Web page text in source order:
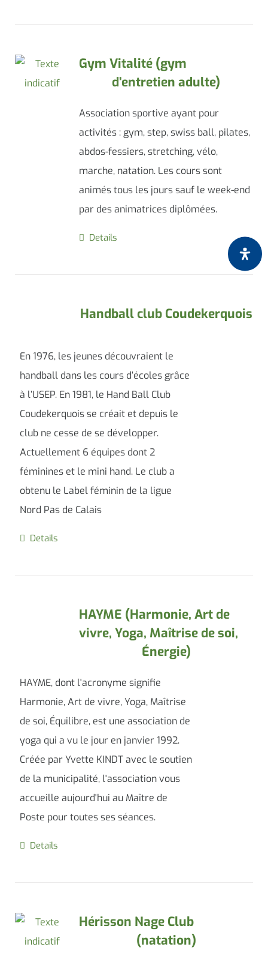
Gym Vitalité (gym
d’entretien adulte)
Association sportive ayant pour
activités : gym, step, swiss ball, pilates,
abdos-fessiers, stretching, vélo,
marche, natation. Les cours sont
animés tous les jours sauf le week-end
par des animatrices diplômées.
Details
Handball club Coudekerquois
En 1976, les jeunes découvraient le
handball dans les cours d’écoles grâce
à l’USEP. En 1981, le Hand Ball Club
Coudekerquois se créait et depuis le
club ne cesse de se développer.
Actuellement 6 équipes dont 2
féminines et le mini hand. Le club a
obtenu le Label féminin de la ligue
Nord Pas de Calais
Details
HAYME (Harmonie, Art de
vivre, Yoga, Maîtrise de soi,
Énergie)
HAYME, dont l'acronyme signifie
Harmonie, Art de vivre, Yoga, Maîtrise
de soi, Équilibre, est une association de
yoga qui a vu le jour en janvier 1992.
Créée par Yvette KINDT avec le soutien
de la municipalité, l'association vous
accueille aujourd'hui au Maître de
Poste pour toutes ses séances.
Details
Hérisson Nage Club
(natation)